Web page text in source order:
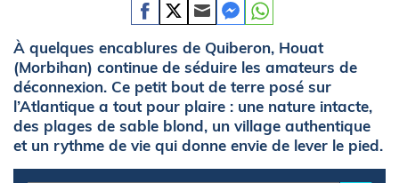
À quelques encablures de Quiberon, Houat
(Morbihan) continue de séduire les amateurs de
déconnexion. Ce petit bout de terre posé sur
l’Atlantique a tout pour plaire : une nature intacte,
des plages de sable blond, un village authentique
et un rythme de vie qui donne envie de lever le pied.